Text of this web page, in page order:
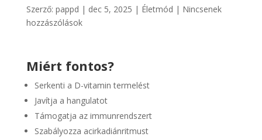
Szerző: pappd | dec 5, 2025 | Életmód | Nincsenek
hozzászólások
Miért fontos?
Serkenti a D-vitamin termelést
Javítja a hangulatot
Támogatja az immunrendszert
Szabályozza acirkadiánritmust